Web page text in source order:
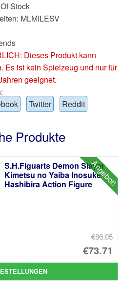
Stock
MLMILESV
Dieses Produkt kann
Es ist kein Spielzeug und nur für
geeignet.
Twitter Reddit
Produkte
Angebot!
S.H.Figuarts Demon Slayer
Kimetsu no Yaiba Inosuke
Hashibira Action Figure
€86.05
€73.71